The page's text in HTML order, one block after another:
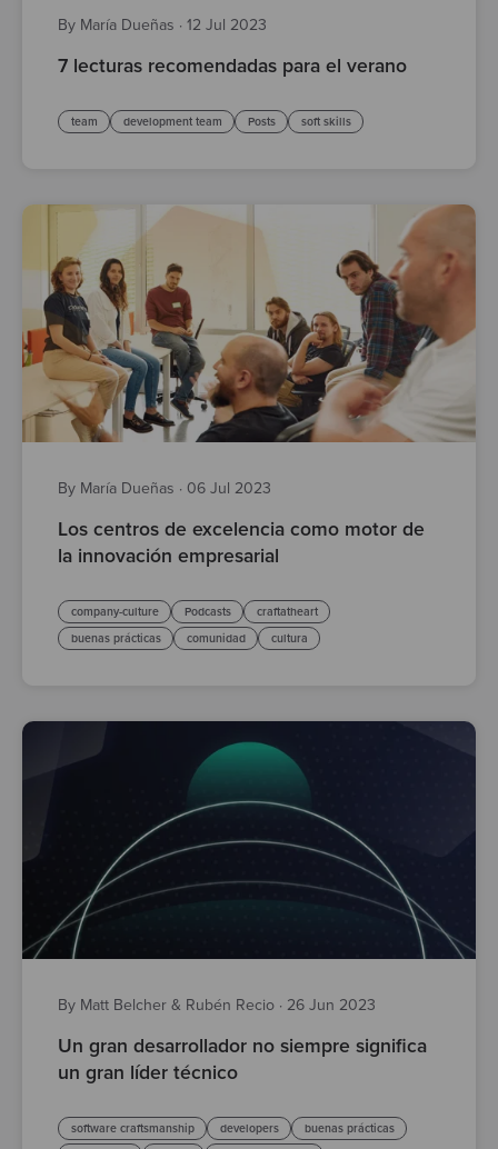
By María Dueñas · 12 Jul 2023
7 lecturas recomendadas para el verano
team development team Posts soft skills
By María Dueñas · 06 Jul 2023
Los centros de excelencia como motor de
la innovación empresarial
company-culture Podcasts
craftatheart
buenas prácticas
comunidad cultura
By Matt Belcher & Rubén Recio · 26 Jun 2023
Un gran desarrollador no siempre significa
un gran líder técnico
software craftsmanship developers
buenas prácticas